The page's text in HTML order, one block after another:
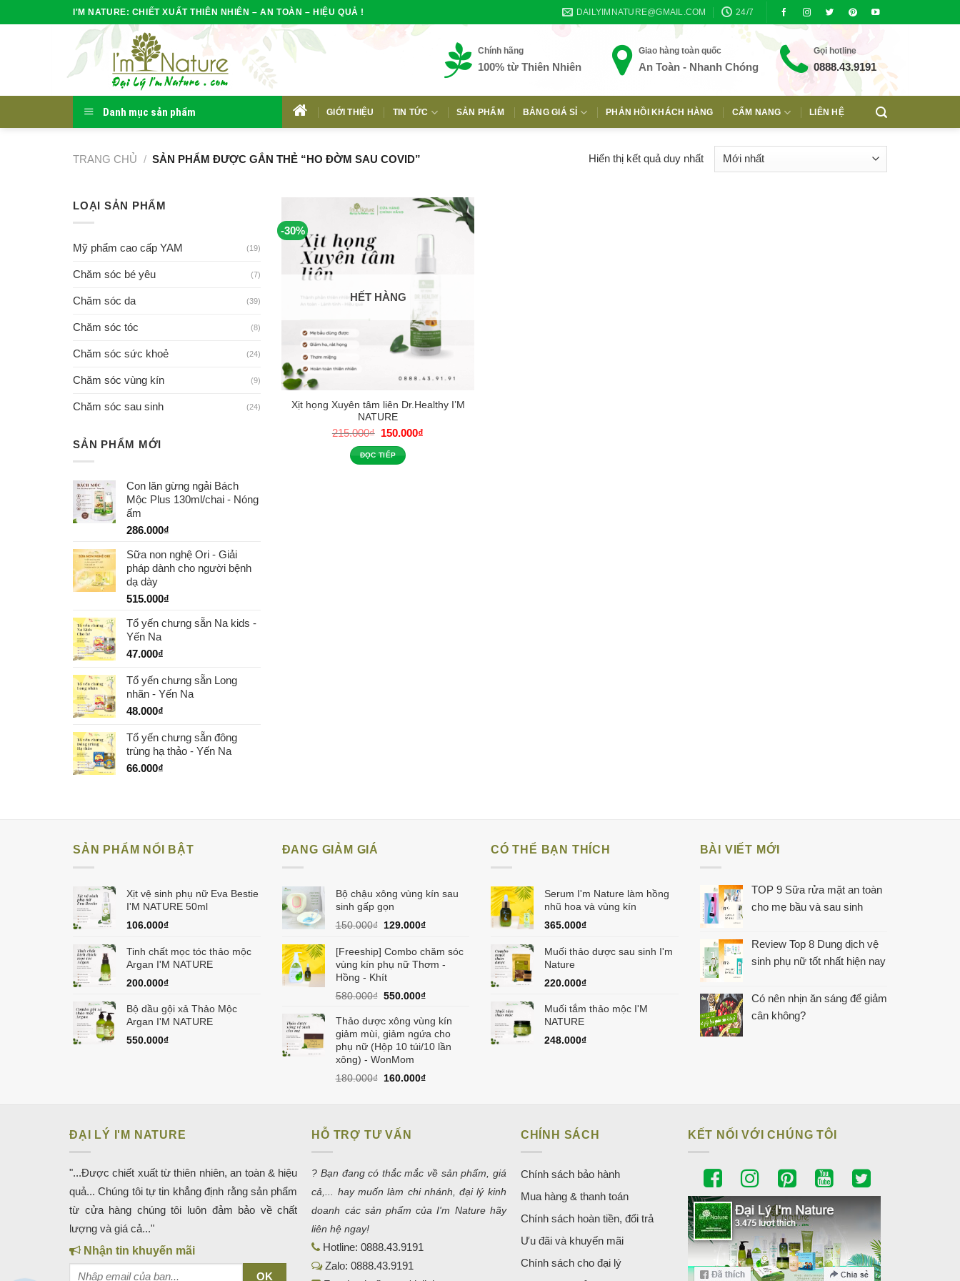
to
I'M NATURE: CHIẾT XUẤT THIÊN NHIÊN – AN TOÀN – HIỆU QUẢ ! DAILYIMNATURE@GMAIL.COM 24/7
Chính hãng
100% từ Thiên Nhiên
Giao hàng toàn quốc
An Toàn - Nhanh Chóng
Gọi hotline
0888.43.9191
Danh mục sản phẩm
HOME
GIỚI THIỆU TIN TỨC SẢN PHẨM BẢNG GIÁ SỈ PHẢN HỒI KHÁCH HÀNG CẨM NANG LIÊN HỆ
TRANG CHỦ / SẢN PHẨM ĐƯỢC GẮN THẺ “HO ĐỜM SAU COVID” Hiển thị kết quả duy nhất
LOẠI SẢN PHẨM
Mỹ phẩm cao cấp YAM (19)
Chăm sóc bé yêu (7)
Chăm sóc da (39)
Chăm sóc tóc (8)
Chăm sóc sức khoẻ (24)
Chăm sóc vùng kín (9)
Chăm sóc sau sinh (24)
SẢN PHẨM MỚI
Con lăn gừng ngải Bách
Mộc Plus 130ml/chai - Nóng
ấm
286.000₫
Sữa non nghệ Ori - Giải
pháp dành cho người bệnh
dạ dày
515.000₫
Tổ yến chưng sẵn Na kids -
Yến Na
47.000₫
Tổ yến chưng sẵn Long
nhãn - Yến Na
48.000₫
Tổ yến chưng sẵn đông
trùng hạ thảo - Yến Na
66.000₫
-30%
HẾT HÀNG
Xịt họng Xuyên tâm liên Dr.Healthy I’M
NATURE
215.000₫ Giá
gốc
là:
215.000₫.
150.000₫
ĐỌC TIẾP
SẢN PHẨM NỔI BẬT
Xịt vệ sinh phụ nữ Eva Bestie
I'M NATURE 50ml
106.000₫
Tinh chất mọc tóc thảo mộc
Argan I'M NATURE
200.000₫
Bộ dầu gội xả Thảo Mộc
Argan I'M NATURE
550.000₫
ĐANG GIẢM GIÁ
Bộ chậu xông vùng kín sau
sinh gấp gọn
150.000₫ Giá
là:
150.000₫.
129.000₫Giá
tại
là:
[Freeship] Combo chăm sóc
vùng kín phụ nữ Thơm -
Hồng - Khít
580.000₫ Giá
là:
580.000₫.
550.000₫Giá
tại
là:
550.000₫.
Thảo dược xông vùng kín
giảm mùi, giảm ngứa cho
phụ nữ (Hộp 10 túi/10 lần
xông) - WonMom
180.000₫ Giá
160.000₫Giá
CÓ THỂ BẠN THÍCH
Serum I'm Nature làm hồng
nhũ hoa và vùng kín
365.000₫
Muối thảo dược sau sinh I'm
Nature
220.000₫
Muối tắm thảo mộc I'M
NATURE
248.000₫
BÀI VIẾT MỚI
TOP 9 Sữa rửa mặt an toàn
cho mẹ bầu và sau sinh
Review Top 8 Dung dịch vệ
sinh phụ nữ tốt nhất hiện nay
Có nên nhịn ăn sáng để giảm
cân không?
ĐẠI LÝ I'M NATURE
"...Được chiết xuất từ thiên nhiên, an toàn & hiệu
quả... Chúng tôi tự tin khẳng định rằng sản phẩm
từ cửa hàng chúng tôi luôn đảm bảo về chất
lượng và giá cả..."
Nhận tin khuyến mãi
HỖ TRỢ TƯ VẤN
? Bạn đang có thắc mắc về sản phẩm, giá
cả,... hay muốn làm chi nhánh, đại lý kinh
doanh các sản phẩm của I'm Nature hãy
liên hệ ngay!
Hotline:0888.43.9191
Zalo:0888.43.9191
CHÍNH SÁCH
Chính sách bảo hành
Mua hàng & thanh toán
Chính sách hoàn tiền, đổi trả
Ưu đãi và khuyến mãi
Chính sách cho đại lý
KẾT NỐI VỚI CHÚNG TÔI